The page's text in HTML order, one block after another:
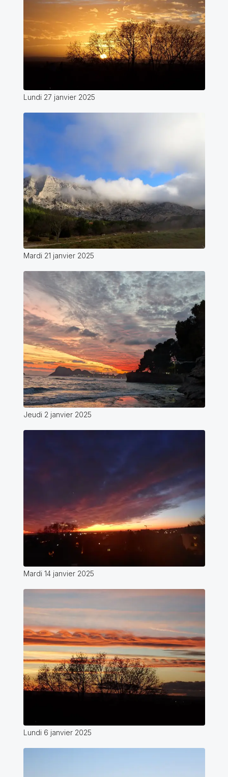
Lundi 27 janvier 2025
Mardi 21 janvier 2025
Jeudi 2 janvier 2025
Mardi 14 janvier 2025
Lundi 6 janvier 2025